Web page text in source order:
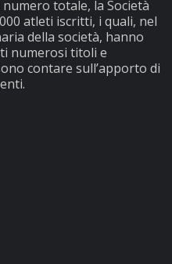
numero totale, la Società
atleti iscritti, i quali, nel
della società, hanno
numerosi titoli e
contare sull’apporto di